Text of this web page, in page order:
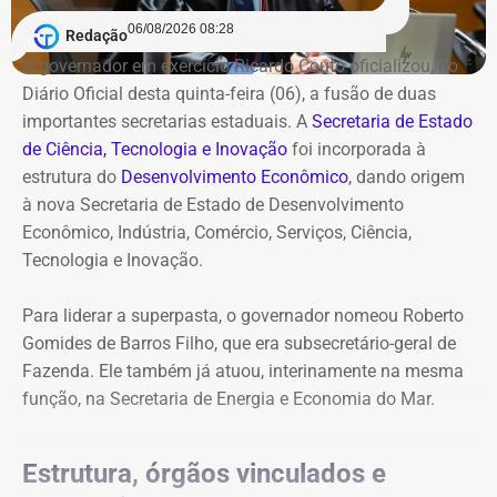
Redação06/08/2026 08:28
O governador em exercício Ricardo Couto oficializou, no
Diário Oficial desta quinta-feira (06), a fusão de duas
importantes secretarias estaduais. A Secretaria de Estado
de Ciência, Tecnologia e Inovação foi incorporada à
estrutura do Desenvolvimento Econômico, dando origem
à nova Secretaria de Estado de Desenvolvimento
Econômico, Indústria, Comércio, Serviços, Ciência,
Tecnologia e Inovação.
Para liderar a superpasta, o governador nomeou Roberto
Gomides de Barros Filho, que era subsecretário-geral de
Fazenda. Ele também já atuou, interinamente na mesma
função, na Secretaria de Energia e Economia do Mar.
Estrutura, órgãos vinculados e